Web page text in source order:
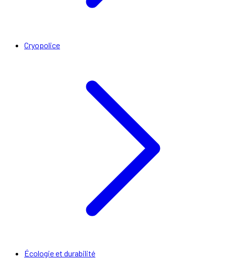
Cryopolice
Écologie et durabilité